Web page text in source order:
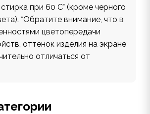
при 60 С° (кроме черного
*Обратите внимание, что в
цветопередачи
оттенок изделия на экране
отличаться от